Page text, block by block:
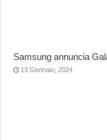
Samsung annuncia
13 Gennaio, 2024